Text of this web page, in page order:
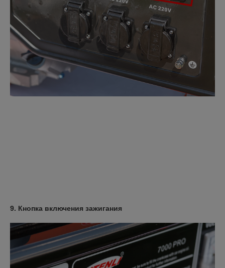
9. Кнопка включения зажигания